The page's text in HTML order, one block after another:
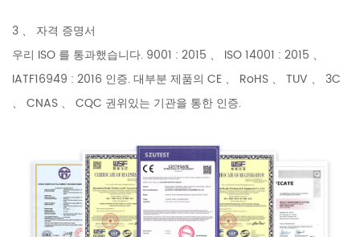
3 、 자격 증명서
우리 ISO 를 통과했습니다. 9001 : 2015 、 ISO 14001 : 2015 、
IATF16949 : 2016 인증. 대부분 제품의 CE 、 RoHS 、 TUV 、 3C
、 CNAS 、 CQC 권위있는 기관을 통한 인증.